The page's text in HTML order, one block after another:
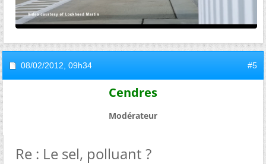
08/02/2012, 09h34 #5
Cendres
Modérateur
Re : Le sel, polluant ?